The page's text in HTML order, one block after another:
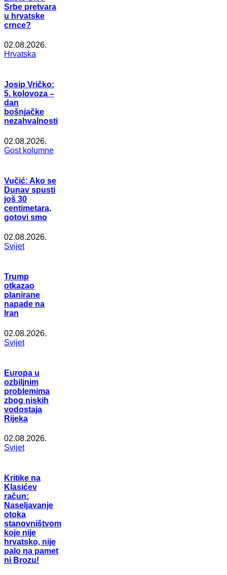
Srbe pretvara
u hrvatske
crnce?
02.08.2026.
Hrvatska
Josip Vričko:
5. kolovoza –
dan
bošnjačke
nezahvalnosti
02.08.2026.
Gost kolumne
Vučić: Ako se
Dunav spusti
još 30
centimetara,
gotovi smo
02.08.2026.
Svijet
Trump
otkazao
planirane
napade na
Iran
02.08.2026.
Svijet
Europa u
ozbiljnim
problemima
zbog niskih
vodostaja
Rijeka
02.08.2026.
Svijet
Kritike na
Klasićev
račun:
Naseljavanje
otoka
stanovništvom
koje nije
hrvatsko, nije
palo na pamet
ni Brozu!